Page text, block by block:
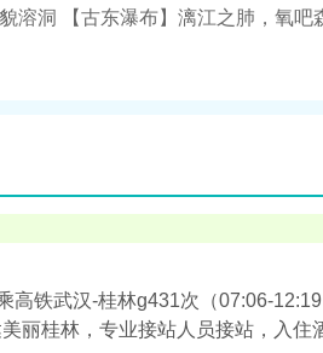
溶洞 【古东瀑布】漓江之肺，氧吧
高铁武汉-桂林g431次（07:06-
丽桂林，专业接站人员接站，入住